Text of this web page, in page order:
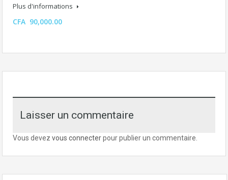
Plus d'informations
CFA 90,000.00
Laisser un commentaire
Vous devez vous connecterpour publier un commentaire.